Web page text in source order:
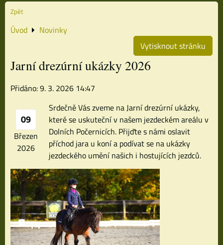
Zpět
Úvod
Novinky
Vytisknout stránku
Jarní drezúrní ukázky 2026
Přidáno: 9. 3. 2026 14:47
09
Březen
2026
Srdečně Vás zveme na Jarní drezúrní ukázky,
které se uskuteční v našem jezdeckém areálu v
Dolních Počernicích. Přijďte s námi oslavit
příchod jara u koní a podívat se na ukázky
jezdeckého umění našich i hostujících jezdců.